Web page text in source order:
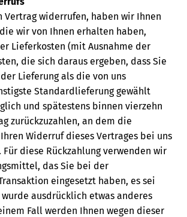
Vertrag widerrufen, haben wir Ihnen
wir von Ihnen erhalten haben,
Lieferkosten (mit Ausnahme der
die sich daraus ergeben, dass Sie
Lieferung als die von uns
Standardlieferung gewählt
und spätestens binnen vierzehn
zurückzuzahlen, an dem die
Widerruf dieses Vertrages bei uns
Für diese Rückzahlung verwenden wir
das Sie bei der
eingesetzt haben, es sei
ausdrücklich etwas anderes
Fall werden Ihnen wegen dieser